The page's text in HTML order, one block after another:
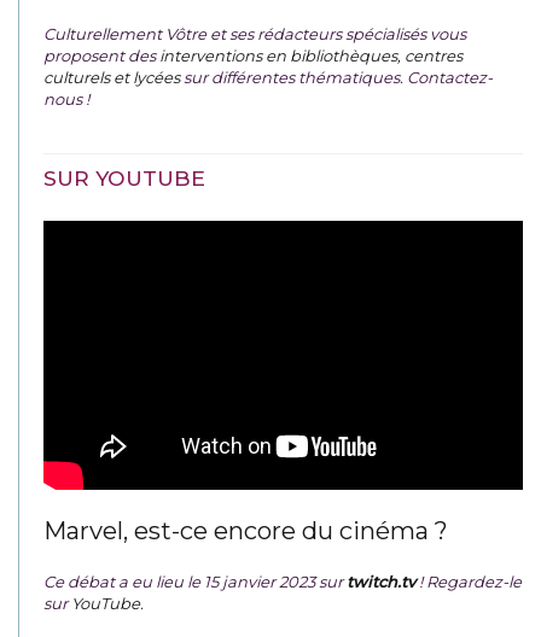
Culturellement Vôtre et ses rédacteurs spécialisés vous
proposent desinterventions en bibliothèques, centres
culturels et lycéessur différentes thématiques. Contactez-
nous !
SUR YOUTUBE
Marvel, est-ce encore du cinéma ?
Ce débat a eu lieu le 15 janvier 2023 surtwitch.tv ! Regardez-le
surYouTube.